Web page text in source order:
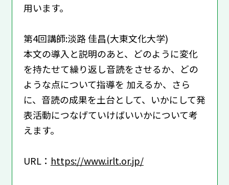
用います。
第4回講師:淡路 佳昌(大東文化大学)
本文の導入と説明のあと、どのように変化
を持たせて繰り返し音読をさせるか、どの
ような点について指導を 加えるか、さら
に、音読の成果を土台として、いかにして発
表活動につなげていけばいいかについて考
えます。
URL： https://www.irlt.or.jp/